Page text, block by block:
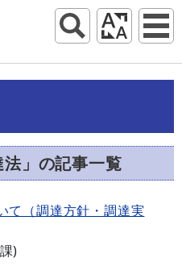
」の記事一覧
て（調達方針・調達実
)